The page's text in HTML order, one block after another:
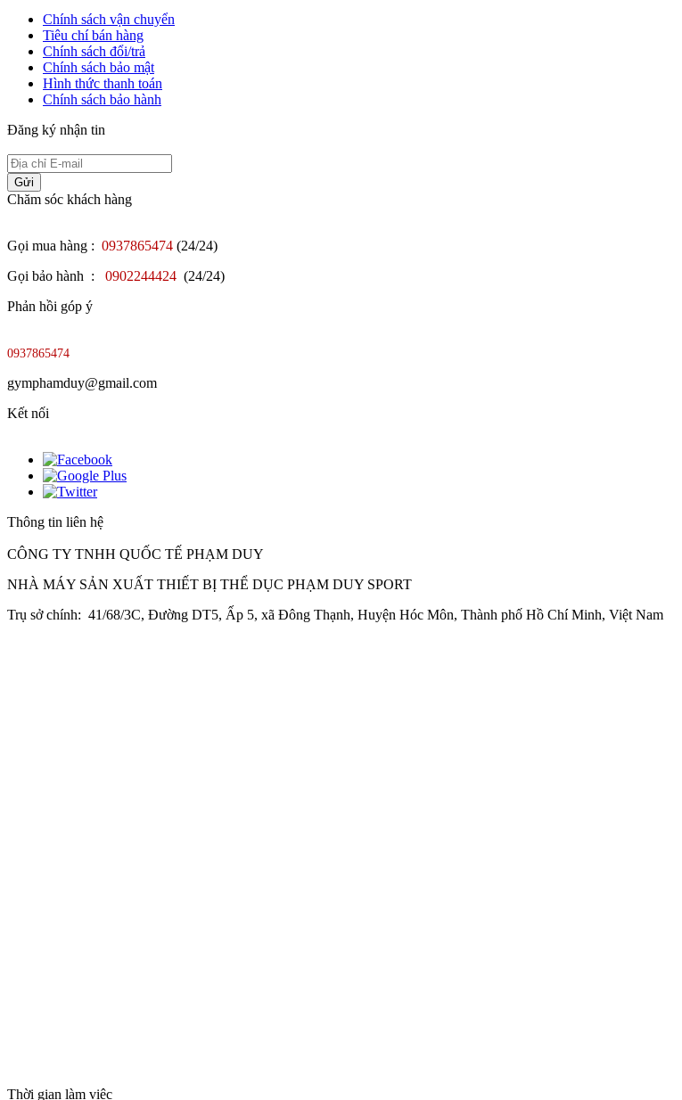
Chính sách vận chuyển
Tiêu chí bán hàng
Chính sách đổi/trả
Chính sách bảo mật
Hình thức thanh toán
Chính sách bảo hành
Đăng ký nhận tin
Gửi
Chăm sóc khách hàng
Gọi mua hàng : 0937865474 (24/24)
Gọi bảo hành :
0902244424 (24/24)
Phản hồi góp ý
0937865474
gymphamduy@gmail.com
Kết nối
Thông tin liên hệ
CÔNG TY TNHH QUỐC TẾ PHẠM DUY
NHÀ MÁY SẢN XUẤT THIẾT BỊ THỂ DỤC PHẠM DUY SPORT
Trụ sở chính: 41/68/3C, Đường DT5, Ấp 5, xã Đông Thạnh, Huyện Hóc Môn, Thành phố Hồ Chí Minh, Việt Nam
Thời gian làm việc